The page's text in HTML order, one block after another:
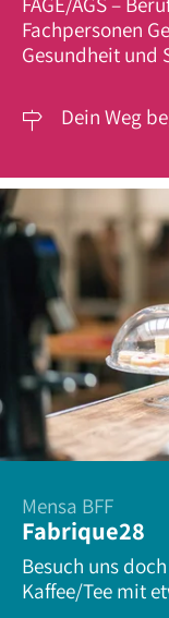
Fachpersonen
Gesundheit und
 Dein Weg
Mensa BFF
Fabrique28
Besuch uns
Kaffee/Tee mit